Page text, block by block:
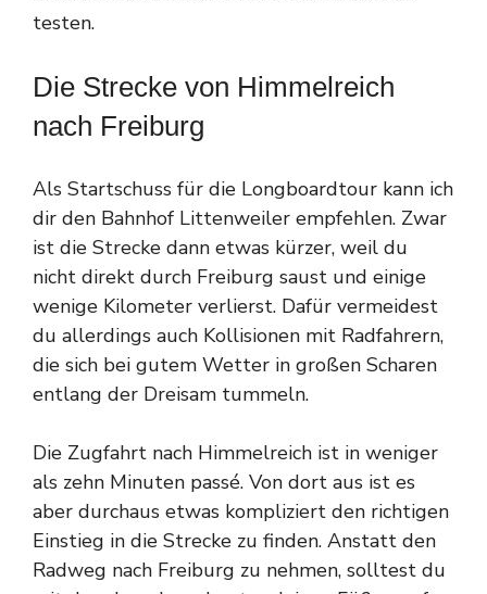
testen.
Die Strecke von Himmelreich
nach Freiburg
Als Startschuss für die Longboardtour kann ich
dir den Bahnhof Littenweiler empfehlen. Zwar
ist die Strecke dann etwas kürzer, weil du
nicht direkt durch Freiburg saust und einige
wenige Kilometer verlierst. Dafür vermeidest
du allerdings auch Kollisionen mit Radfahrern,
die sich bei gutem Wetter in großen Scharen
entlang der Dreisam tummeln.
Die Zugfahrt nach Himmelreich ist in weniger
als zehn Minuten passé. Von dort aus ist es
aber durchaus etwas kompliziert den richtigen
Einstieg in die Strecke zu finden. Anstatt den
Radweg nach Freiburg zu nehmen, solltest du